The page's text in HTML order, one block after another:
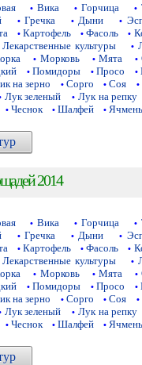
• Вика • Горчица •
• Гречка • Дыни •
• Картофель • Фасоль •
Лекарственные культуры •
• Морковь • Мята •
• Помидоры • Просо •
на зерно • Сорго • Соя •
Лук зеленый • Лук на репку
• Чеснок • Шалфей • Ячмень
2014
• Вика • Горчица •
• Гречка • Дыни •
• Картофель • Фасоль •
Лекарственные культуры •
• Морковь • Мята •
• Помидоры • Просо •
на зерно • Сорго • Соя •
Лук зеленый • Лук на репку
• Чеснок • Шалфей • Ячмень